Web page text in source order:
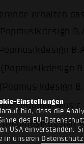
Einstellungen
hin, dass die
des EU-
USA einverstanden.
in unseren
erhalten
(Popular